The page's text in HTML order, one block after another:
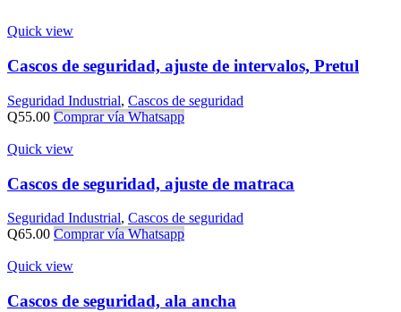
Quick view
Cascos de seguridad, ajuste de intervalos, Pretul
Seguridad Industrial, Cascos de seguridad
Q55.00 Comprar vía Whatsapp
Quick view
Cascos de seguridad, ajuste de matraca
Seguridad Industrial, Cascos de seguridad
Q65.00 Comprar vía Whatsapp
Quick view
Cascos de seguridad, ala ancha